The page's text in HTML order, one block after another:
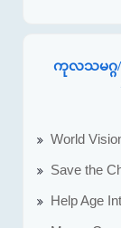
ကုလသမဂ္ဂ
World
Save the
Help Age